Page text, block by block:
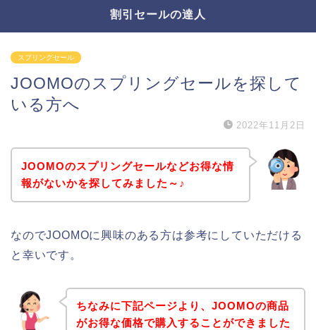
割引セールの達人
スプリングセール
JOOMOのスプリングセールを探して
いる方へ
2022年11月2日
JOOMOのスプリングセールなどお得な情
報がないかを探してみました～♪
なのでJOOMOに興味のある方は参考にしていただける
と幸いです。
ちなみに下記ページより、JOOMOの商品
がお得な価格で購入することができました